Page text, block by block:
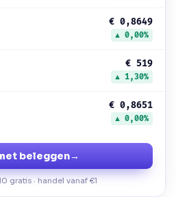
€ 0,8649
▲ 0,00%
€ 519
▲ 1,30%
€ 0,8651
▲ 0,00%
beleggen→
gratis · handel vanaf €1